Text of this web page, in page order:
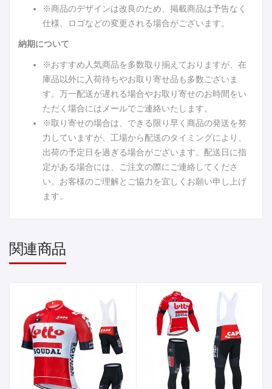
※商品のデザインは改良のため、掲載商品は予告なく
仕様、ロゴなどの変更される場合がございます。
納期について
※おすすめ人気商品を多数取り揃えておりますが、在
庫品以外に入荷待ちやお取り寄せ品も多数ございま
す。万一配送が遅れる場合やお取り寄せのお時間をい
ただく場合にはメールでご連絡いたします。
※取り寄せの場合は、できる限り早く商品の発送を努
力していますが、工場から配送のタイミングにより、
出荷の予定日を過ぎる場合がございます。配送日に指
定がある場合には、ご注文の際にご連絡してくださ
い。お客様のご理解とご協力を宜しくお願い申し上げ
ます。
関連商品